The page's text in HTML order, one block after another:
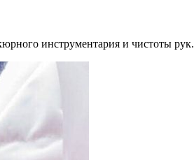
инструментария и чистоты рук.